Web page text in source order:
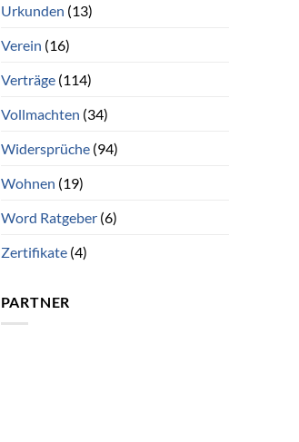
Urkunden (13)
Verein (16)
Verträge(114)
Vollmachten (34)
Widersprüche(94)
Wohnen (19)
Word Ratgeber(6)
Zertifikate(4)
PARTNER